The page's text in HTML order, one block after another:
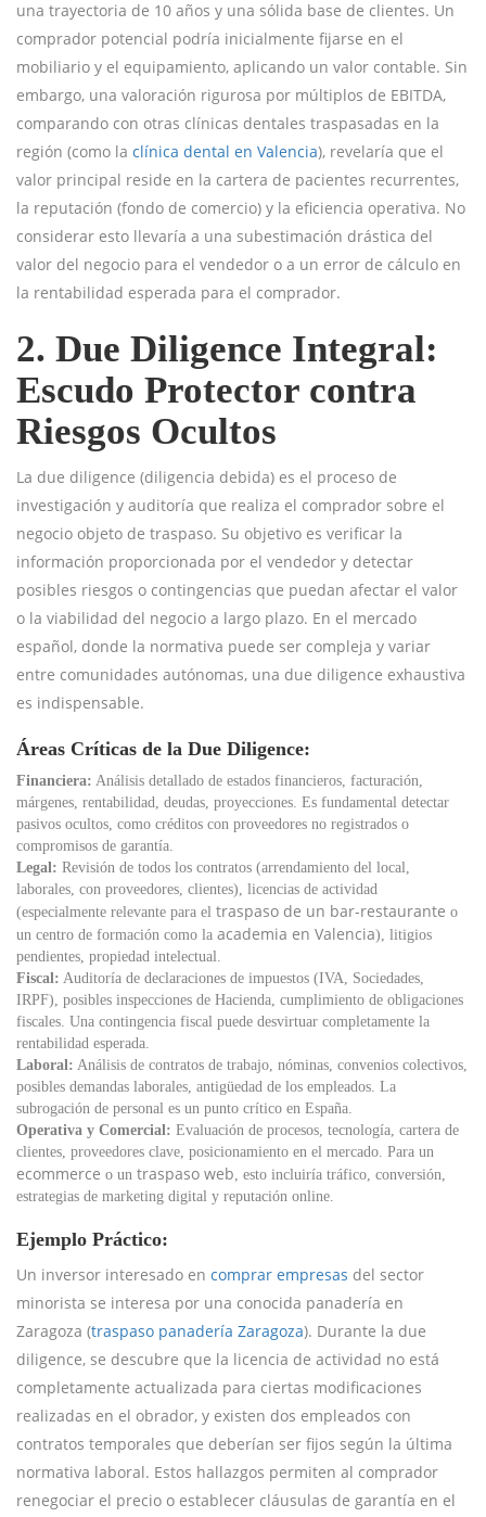
una trayectoria de 10 años y una sólida base de clientes. Un
comprador potencial podría inicialmente fijarse en el
mobiliario y el equipamiento, aplicando un valor contable. Sin
embargo, una valoración rigurosa por múltiplos de EBITDA,
comparando con otras clínicas dentales traspasadas en la
región (como la clínica dental en Valencia), revelaría que el
valor principal reside en la cartera de pacientes recurrentes,
la reputación (fondo de comercio) y la eficiencia operativa. No
considerar esto llevaría a una subestimación drástica del
valor del negocio para el vendedor o a un error de cálculo en
la rentabilidad esperada para el comprador.
2. Due Diligence Integral:
Escudo Protector contra
Riesgos Ocultos
La due diligence (diligencia debida) es el proceso de
investigación y auditoría que realiza el comprador sobre el
negocio objeto de traspaso. Su objetivo es verificar la
información proporcionada por el vendedor y detectar
posibles riesgos o contingencias que puedan afectar el valor
o la viabilidad del negocio a largo plazo. En el mercado
español, donde la normativa puede ser compleja y variar
entre comunidades autónomas, una due diligence exhaustiva
es indispensable.
Áreas Críticas de la Due Diligence:
Financiera: Análisis detallado de estados financieros, facturación,
márgenes, rentabilidad, deudas, proyecciones. Es fundamental detectar
pasivos ocultos, como créditos con proveedores no registrados o
compromisos de garantía.
Legal: Revisión de todos los contratos (arrendamiento del local,
laborales, con proveedores, clientes), licencias de actividad
(especialmente relevante para el traspaso de un bar-restaurante o
un centro de formación como la academia en Valencia), litigios
pendientes, propiedad intelectual.
Fiscal: Auditoría de declaraciones de impuestos (IVA, Sociedades,
IRPF), posibles inspecciones de Hacienda, cumplimiento de obligaciones
fiscales. Una contingencia fiscal puede desvirtuar completamente la
rentabilidad esperada.
Laboral: Análisis de contratos de trabajo, nóminas, convenios colectivos,
posibles demandas laborales, antigüedad de los empleados. La
subrogación de personal es un punto crítico en España.
Operativa y Comercial: Evaluación de procesos, tecnología, cartera de
clientes, proveedores clave, posicionamiento en el mercado. Para un
ecommerce o un traspaso web, esto incluiría tráfico, conversión,
estrategias de marketing digital y reputación online.
Ejemplo Práctico:
Un inversor interesado en comprar empresas del sector
minorista se interesa por una conocida panadería en
Zaragoza (traspaso panadería Zaragoza). Durante la due
diligence, se descubre que la licencia de actividad no está
completamente actualizada para ciertas modificaciones
realizadas en el obrador, y existen dos empleados con
contratos temporales que deberían ser fijos según la última
normativa laboral. Estos hallazgos permiten al comprador
renegociar el precio o establecer cláusulas de garantía en el